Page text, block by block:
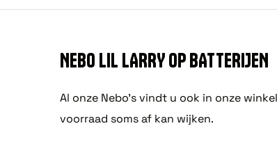
NEBO LIL LARRY OP BATTERIJEN
Al onze Nebo's vindt u ook in onze
voorraad soms af kan wijken.